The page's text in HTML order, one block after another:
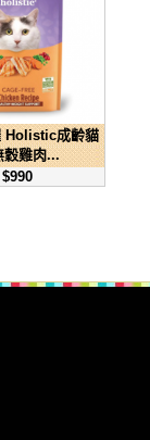
Holistic成齡貓
穀雞肉...
$990